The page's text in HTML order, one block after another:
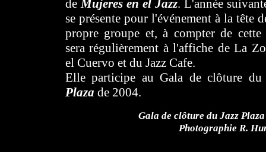
deMujeres en el Jazz. L'année
se présente pour l'événement à la tête
propre groupe et, à compter de cette
sera régulièrement à l'affiche de La
el Cuervo et du Jazz Cafe.
Elle participe au Gala de clôture du
Plaza de 2004.
Gala de clôture du Jazz
Photographie R.